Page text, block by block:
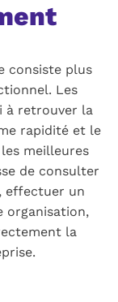
consiste plus
Les
à retrouver la
rapidité et le
meilleures
de consulter
effectuer un
organisation,
la